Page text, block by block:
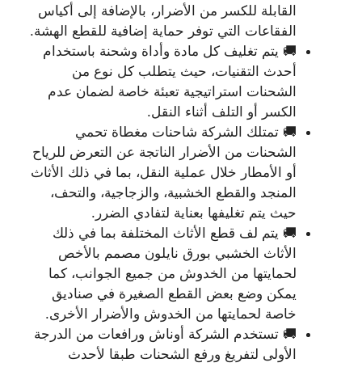
القابلة للكسر من الأضرار، بالإضافة إلى أكياس
الفقاعات التي توفر حماية إضافية للقطع الهشة.
🚚 يتم تغليف كل مادة وأداة وشحنة باستخدام
أحدث التقنيات، حيث يتطلب كل نوع من
الشحنات استراتيجية تعبئة خاصة لضمان عدم
الكسر أو التلف أثناء النقل.
🚚 تمتلك الشركة شاحنات مغطاة تحمي
الشحنات من الأضرار الناتجة عن التعرض للرياح
أو الأمطار خلال عملية النقل، بما في ذلك الأثاث
المنجد والقطع الخشبية، والزجاجية، والتحف،
حيث يتم تغليفها بعناية لتفادي الضرر.
🚚 يتم لف قطع الأثاث المختلفة بما في ذلك
الأثاث الخشبي بورق نايلون مصمم بالأخص
لحمايتها من الخدوش من جميع الجوانب، كما
يمكن وضع بعض القطع الصغيرة في صناديق
خاصة لحمايتها من الخدوش والأضرار الأخرى.
🚚 تستخدم الشركة أوناش ورافعات من الدرجة
الأولى لتفريغ ورفع الشحنات طبقا لأحدث